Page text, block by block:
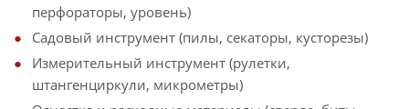
перфораторы, уровень)
Садовый инструмент (пилы, секаторы, кусторезы)
Измерительный инструмент (рулетки,
штангенциркули, микрометры)